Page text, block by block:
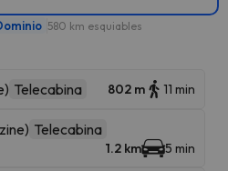
580 km esquiables
Telecabina 802 m 11 min
Telecabina
1.2 km 5 min